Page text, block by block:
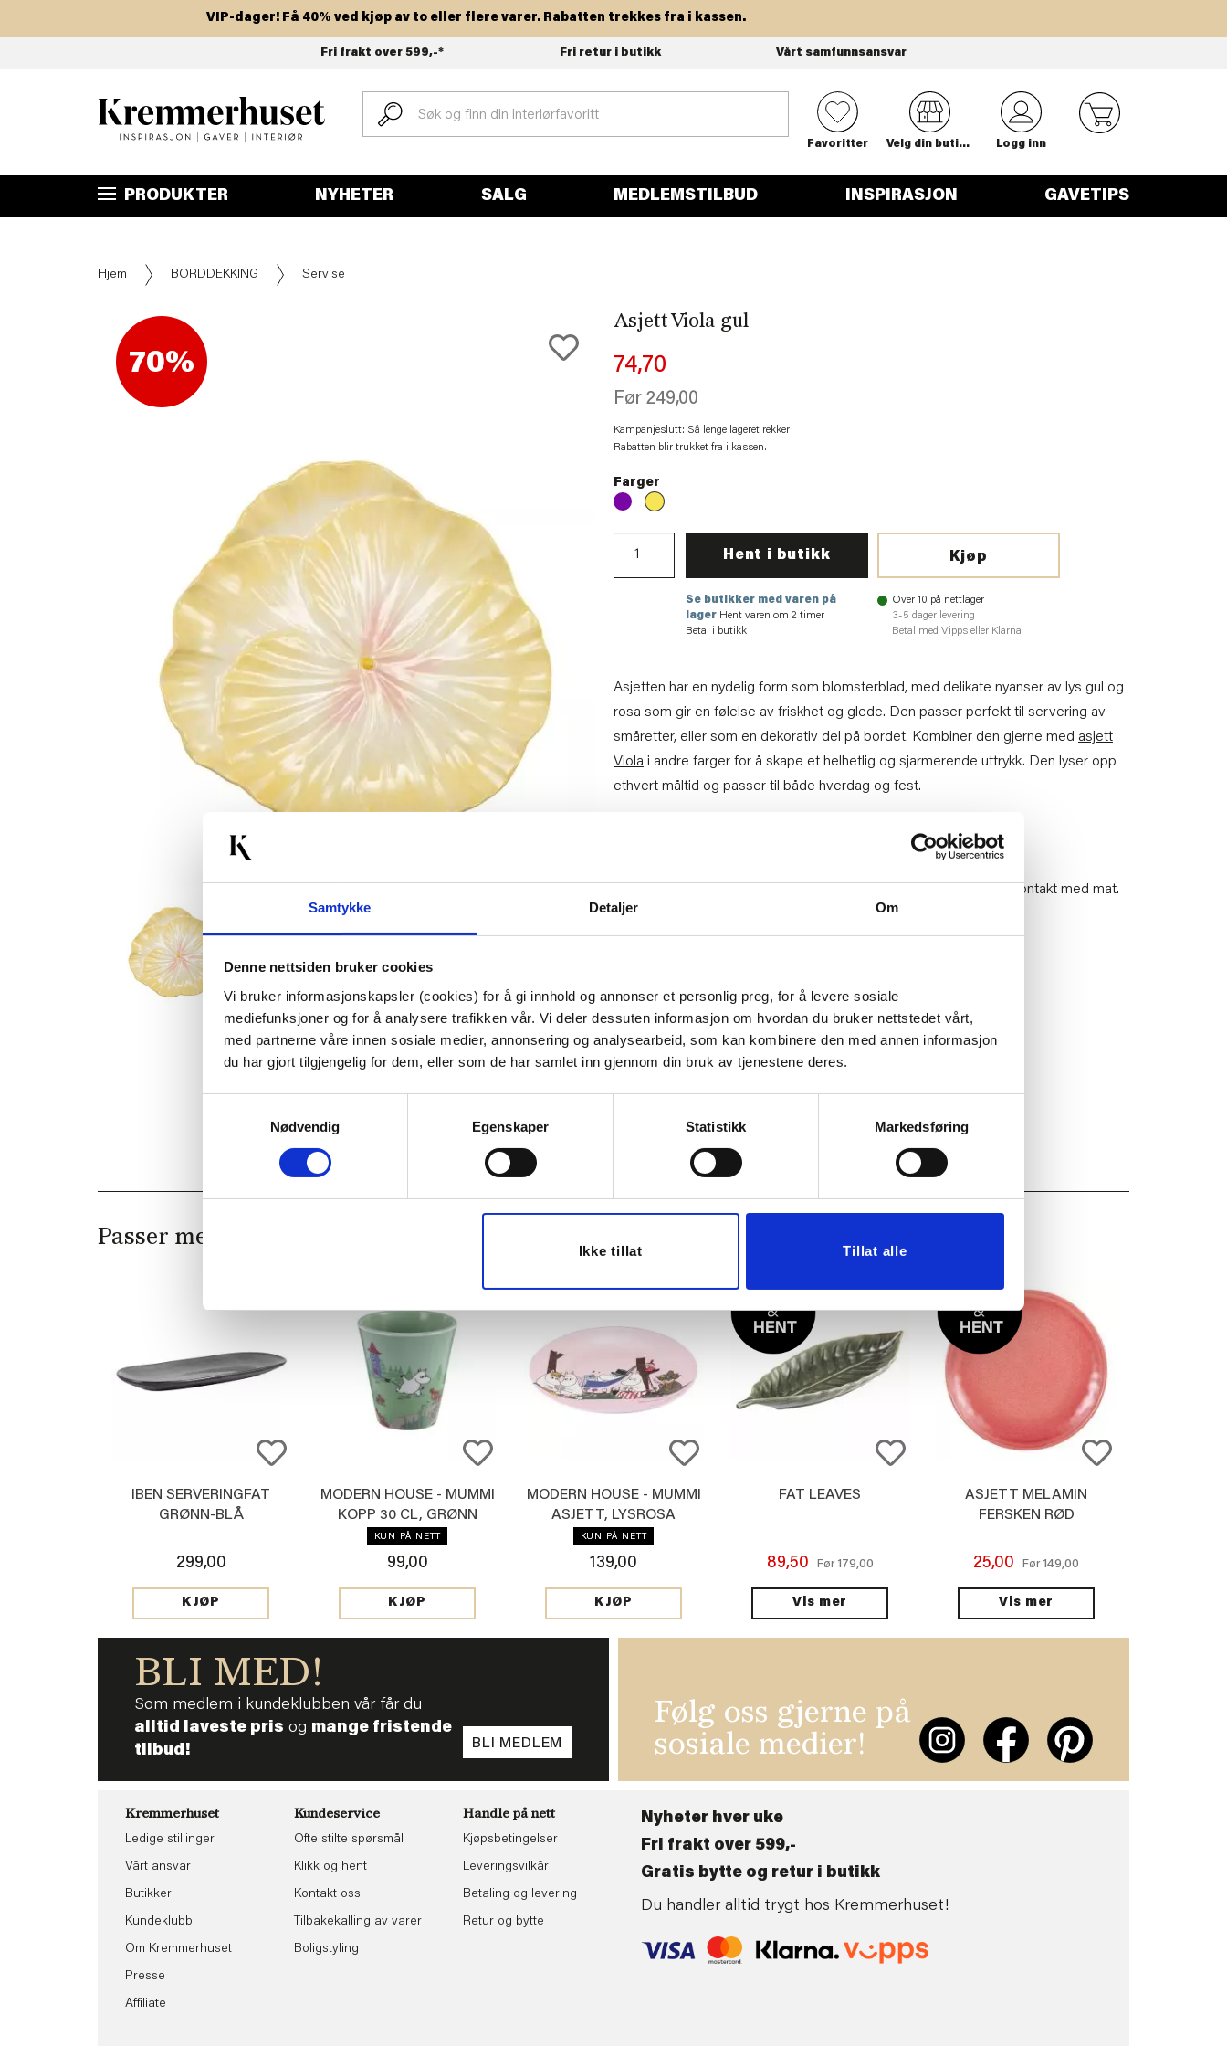
Samtykke Detaljer Om
Denne nettsiden bruker cookies
Vi bruker informasjonskapsler (cookies) for å gi innhold og annonser et personlig preg, for å levere sosiale
mediefunksjoner og for å analysere trafikken vår. Vi deler dessuten informasjon om hvordan du bruker nettstedet vårt,
med partnerne våre innen sosiale medier, annonsering og analysearbeid, som kan kombinere den med annen informasjon
du har gjort tilgjengelig for dem, eller som de har samlet inn gjennom din bruk av tjenestene deres.
Nødvendig
Egenskaper Statistikk Markedsføring
Ikke tillat Tillat alle
Hopp
VIP-dager! Få 40% ved kjøp av to eller flere varer. Rabatten trekkes fra i kassen.
Fri frakt over 599,-* Fri retur i butikk Vårt samfunnsansvar
0
Favoritter Velg din butikk Logg inn
PRODUKTER NYHETER SALG MEDLEMSTILBUD INSPIRASJON GAVETIPS
Hjem BORDDEKKING Servise
70%
Asjett Viola gul
74,70
Før 249,00
Kampanjeslutt: Så lenge lageret rekker
Rabatten blir trukket fra i kassen.
Farger
Kjøp
Hent i butikk
Over 10 på nettlager
3-5 dager levering
Betal med Vipps eller Klarna
Se butikker med varen på
lagerHent varen om 2 timer
Betal i butikk
Asjetten har en nydelig form som blomsterblad, med delikate nyanser av lys gul og
rosa som gir en følelse av friskhet og glede. Den passer perfekt til servering av
småretter, eller som en dekorativ del på bordet. Kombiner den gjerne med asjett
Viola i andre farger for å skape et helhetlig og sjarmerende uttrykk. Den lyser opp
ethvert måltid og passer til både hverdag og fest.
Dette produktet er foodsafe, som betyr at det trygt kan brukes i kontakt med mat.
Dette produktet må vaskes for hånd og tåler ikke mikrobølgeovn.
2.7 cm
Dybde:
19.8 cm
Tips venner om dette
Last ned bilde
Passer med
IBEN SERVERINGFAT
GRØNN-BLÅ
299,00
KJØP
MODERN HOUSE - MUMMI
KOPP 30 CL, GRØNN
KUN PÅ NETT
99,00
KJØP
MODERN HOUSE - MUMMI
ASJETT, LYSROSA
KUN PÅ NETT
139,00
KJØP
FAT LEAVES
89,50 Før 179,00
Vis mer
ASJETT MELAMIN
FERSKEN RØD
25,00 Før 149,00
Vis mer
BLI MED!
Som medlem i kundeklubben vår får du
alltid laveste pris og mange fristende
tilbud!
BLI MEDLEM
Følg oss gjerne på
sosiale medier!
Kremmerhuset
Ledige stillinger
Vårt ansvar
Butikker
Kundeklubb
Om Kremmerhuset
Presse
Affiliate
Kundeservice
Ofte stilte spørsmål
Klikk og hent
Kontakt oss
Tilbakekalling av varer
Boligstyling
Handle på nett
Kjøpsbetingelser
Leveringsvilkår
Betaling og levering
Retur og bytte
Nyheter hver uke
Fri frakt over 599,-
Gratis bytte og retur i butikk
Du handler alltid trygt hos Kremmerhuset!